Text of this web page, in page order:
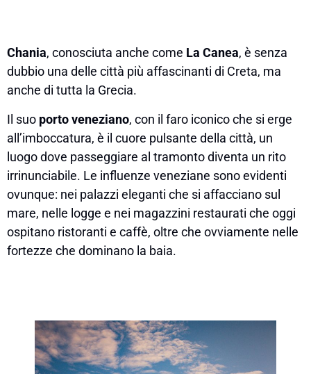
Chania, conosciuta anche come La Canea, è senza
dubbio una delle città più affascinanti di Creta, ma
anche di tutta la Grecia.
Il suo porto veneziano, con il faro iconico che si erge
all’imboccatura, è il cuore pulsante della città, un
luogo dove passeggiare al tramonto diventa un rito
irrinunciabile. Le influenze veneziane sono evidenti
ovunque: nei palazzi eleganti che si affacciano sul
mare, nelle logge e nei magazzini restaurati che oggi
ospitano ristoranti e caffè, oltre che ovviamente nelle
fortezze che dominano la baia.